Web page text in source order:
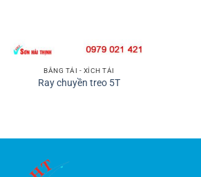
BĂNG TẢI - XÍCH TẢI
Ray chuyền treo 5T